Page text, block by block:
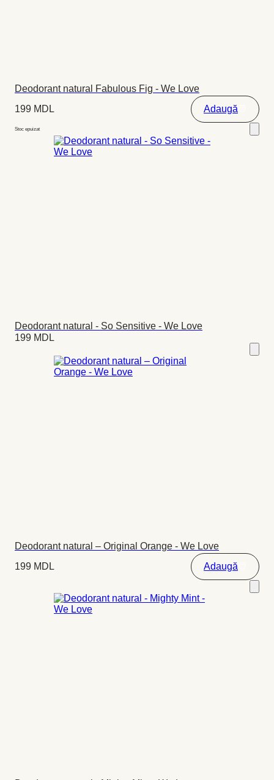
Deodorant natural Fabulous Fig - We Love
199 MDL Adaugă
Stoc epuizat
Deodorant natural - So Sensitive - We Love
199 MDL
Deodorant natural – Original Orange - We Love
199 MDL Adaugă